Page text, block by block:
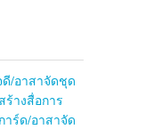
/อาสาจัดชุด
างสื่อการ
ร์ด/อาสาจัด